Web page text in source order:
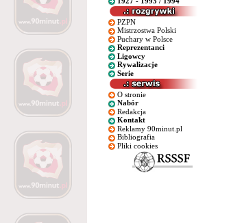
PZPN
Mistrzostwa Polski
Puchary w Polsce
Reprezentanci
Ligowcy
Rywalizacje
Serie
O stronie
Nabór
Redakcja
Kontakt
Reklamy 90minut.pl
Bibliografia
Pliki cookies